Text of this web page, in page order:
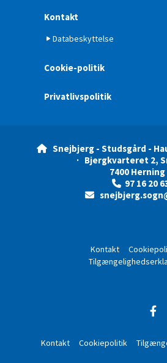
Kontakt
Databeskyttelse
Cookie-politik
Privatlivspolitik
 Snejbjerg - Studsgård -
· Bjergkvarteret 2,
7400 Herning
 97 16 20

Kontakt
Kontakt Cookiepolitik